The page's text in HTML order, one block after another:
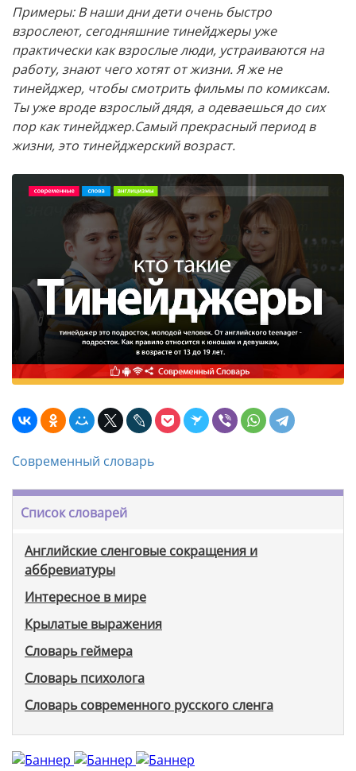
Примеры: В наши дни дети очень быстро
взрослеют, сегодняшние тинейджеры уже
практически как взрослые люди, устраиваются на
работу, знают чего хотят от жизни. Я же не
тинейджер, чтобы смотрить фильмы по комиксам.
Ты уже вроде взрослый дядя, а одеваешься до сих
пор как тинейджер.Самый прекрасный период в
жизни, это тинейджерский возраст.
Современный словарь
Список словарей
Английские сленговые сокращения и
аббревиатуры
Интересное в мире
Крылатые выражения
Словарь геймера
Словарь психолога
Словарь современного русского сленга